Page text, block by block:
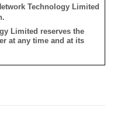
Technology Limited
Limited reserves the
at any time and at its